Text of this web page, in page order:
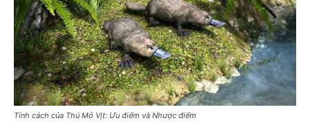
Tính cách của Thú Mỏ Vịt: Ưu điểm và Nhược điểm